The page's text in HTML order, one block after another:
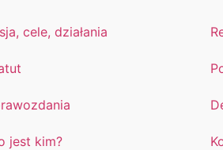
cele, działania
jest kim?